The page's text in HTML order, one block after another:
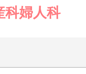
科婦人科